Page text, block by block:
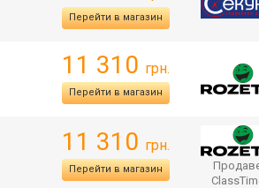
Перейти в магазин
11 310 грн.
Перейти в магазин
11 310 грн.
Перейти в магазин